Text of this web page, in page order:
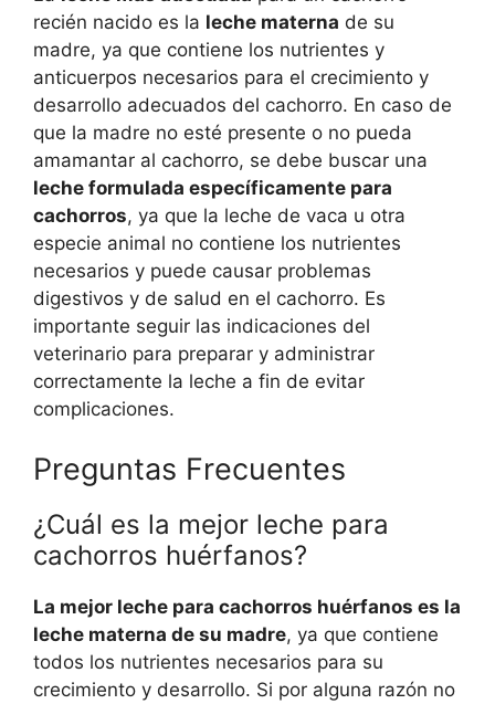
recién nacido es la leche materna de su
madre, ya que contiene los nutrientes y
anticuerpos necesarios para el crecimiento y
desarrollo adecuados del cachorro. En caso de
que la madre no esté presente o no pueda
amamantar al cachorro, se debe buscar una
leche formulada específicamente para
cachorros, ya que la leche de vaca u otra
especie animal no contiene los nutrientes
necesarios y puede causar problemas
digestivos y de salud en el cachorro. Es
importante seguir las indicaciones del
veterinario para preparar y administrar
correctamente la leche a fin de evitar
complicaciones.
Preguntas Frecuentes
¿Cuál es la mejor leche para
cachorros huérfanos?
La mejor leche para cachorros huérfanos es la
leche materna de su madre, ya que contiene
todos los nutrientes necesarios para su
crecimiento y desarrollo. Si por alguna razón no